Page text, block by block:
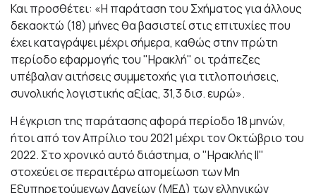
Και προσθέτει: «Η παράταση του Σχήματος για άλλους
δεκαοκτώ (18) μήνες θα βασιστεί στις επιτυχίες που
έχει καταγράψει μέχρι σήμερα, καθώς στην πρώτη
περίοδο εφαρμογής του "Ηρακλή" οι τράπεζες
υπέβαλαν αιτήσεις συμμετοχής για τιτλοποιήσεις,
συνολικής λογιστικής αξίας, 31,3 δισ. ευρώ».
Η έγκριση της παράτασης αφορά περίοδο 18 μηνών,
ήτοι από τον Απρίλιο του 2021 μέχρι τον Οκτώβριο του
2022. Στο χρονικό αυτό διάστημα, ο "Ηρακλής ΙΙ"
στοχεύει σε περαιτέρω απομείωση των Μη
Εξυπηρετούμενων Δανείων (ΜΕΔ) των ελληνικών